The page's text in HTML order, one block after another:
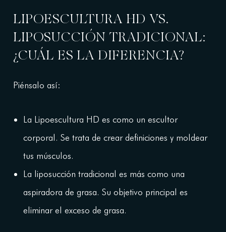
LIPOESCULTURA HD VS.
LIPOSUCCIÓN TRADICIONAL:
¿CUÁL ES LA DIFERENCIA?
Piénsalo así:
La Lipoescultura HD es como un escultor
corporal. Se trata de crear definiciones y moldear
tus músculos.
La liposucción tradicional es más como una
aspiradora de grasa. Su objetivo principal es
eliminar el exceso de grasa.